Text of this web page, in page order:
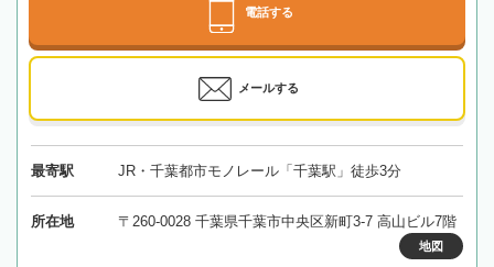
電話する
メールする
最寄駅 JR・千葉都市モノレール「千葉駅」徒歩3分
所在地 〒260-0028 千葉県千葉市中央区新町3-7 高山ビル7階
地図